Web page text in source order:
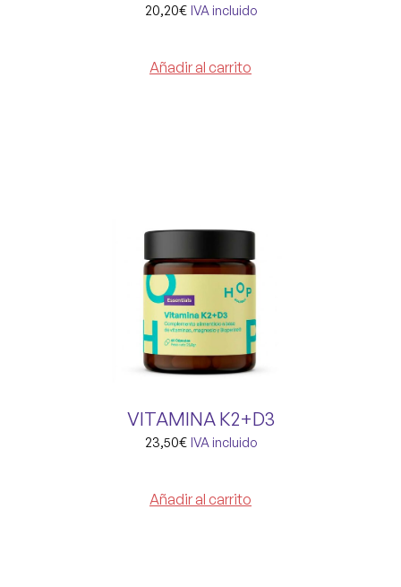
20,20€ IVA incluido
Añadir al carrito
VITAMINA K2+D3
23,50€ IVA incluido
Añadir al carrito